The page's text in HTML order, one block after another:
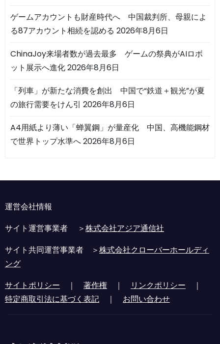
ゲームアカウントも財産時代へ 中国裁判所、母親によ
る87アカウント相続を認める 2026年8月6日
ChinaJoy来場者数が過去最多 ゲームの祭典がAIロボ
ット展示へ進化2026年8月6日
「列車」が新たな消費を創出 中国で“鉄道＋観光”が夏
の旅行需要をけん引 2026年8月6日
A4用紙より薄い「蝉翼鋼」が量産化 中国、高機能鋼材
で世界トップ水準へ2026年8月6日
運営会社情報
サイト運営事業者 ＞株式会社アジア通信社
サイト共同運営事業者 ＞株式会社クローバーホールディ
ング
サイトポリシー ｜ 著作権 ｜ リンクポリシー ｜
特定商取引法に基づく表記 ｜ お問い合わせ